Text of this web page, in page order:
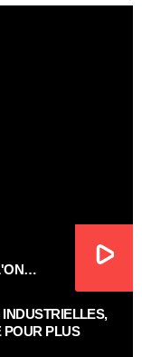
ESSOR DES ZONES INDUSTRIELLES, L'ONUDI S'ENGAGE POUR PLUS D'ATTRACTIVITÉ.
POUR PLUS